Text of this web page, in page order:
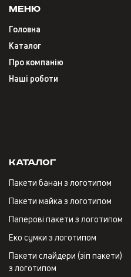
Меню
Головна
Каталог
Про компанію
Наші роботи
Каталог
Пакети банан з логотипом
Пакети майка з логотипом
Паперові пакети з логотипом
Еко сумки з логотипом
Пакети слайдери (зіп пакети)
з логотипом